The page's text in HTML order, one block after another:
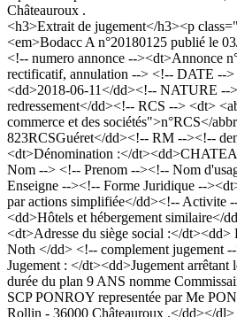
Châteauroux .
<h3>Extrait de jugement</h3><p
<em>Bodacc A n°20180125 publié le
<!-- numero annonce --><dt>Annonce
rectificatif, annulation --> <!-- DATE --
<dd>2018-06-11</dd><!-- NATURE --
redressement</dd><!-- RCS --> <dt>
commerce et des sociétés">n°RCS</
823RCSGuéret</dd><!-- RM --><!--
<dt>Dénomination :</
Nom --> <!-- Prenom --><!-- Nom
Enseigne --><!-- Forme Juridique --
par actions simplifiée</dd><!-- Activite
<dd>Hôtels et hébergement similaire</
<dt>Adresse du siège social :</dt><dd>
Noth </dd> <!-- complement jugement
Jugement : </dt><dd>Jugement arrêtant
durée du plan 9 ANS nomme
SCP PONROY representée par Me
Rollin - 36000 Châteauroux .</dd></